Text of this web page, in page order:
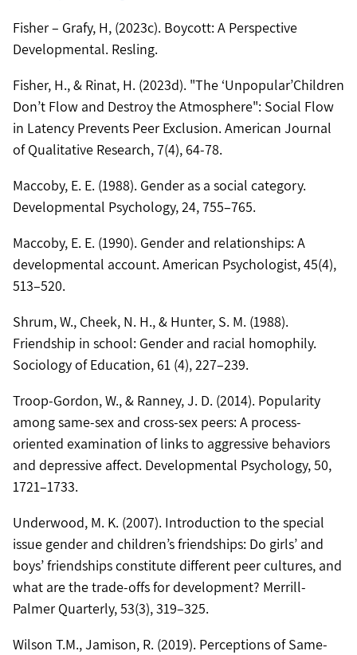
Fisher – Grafy, H, (2023c). Boycott: A Perspective
Developmental. Resling.
Fisher, H., & Rinat, H. (2023d). "The ‘Unpopular’Children
Don’t Flow and Destroy the Atmosphere": Social Flow
in Latency Prevents Peer Exclusion. American Journal
Maccoby, E. E. (1988). Gender as a social category.
Developmental Psychology, 24, 755–765.
Maccoby, E. E. (1990). Gender and relationships: A
developmental account. American Psychologist, 45(4),
513–520.
Shrum, W., Cheek, N. H., & Hunter, S. M. (1988).
Friendship in school: Gender and racial homophily.
Sociology of Education, 61 (4), 227–239.
Troop-Gordon, W., & Ranney, J. D. (2014). Popularity
among same-sex and cross-sex peers: A process-
oriented examination of links to aggressive behaviors
and depressive affect. Developmental Psychology, 50,
1721–1733.
Underwood, M. K. (2007). Introduction to the special
issue gender and children’s friendships: Do girls’ and
boys’ friendships constitute different peer cultures, and
what are the trade-offs for development? Merrill-
Palmer Quarterly, 53(3), 319–325.
Wilson T.M., Jamison, R. (2019). Perceptions of Same-